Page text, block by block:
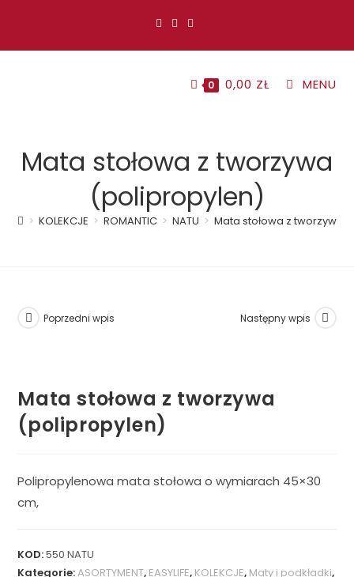
0 0,00 ZŁ MENU
Mata stołowa z tworzywa
(polipropylen)
> KOLEKCJE > ROMANTIC > NATU > Mata stołowa z tworzywa
Poprzedni wpis Następny wpis
Mata stołowa z tworzywa
(polipropylen)
Polipropylenowa mata stołowa o wymiarach 45×30
cm,
KOD:550 NATU
Kategorie:ASORTYMENT, EASYLIFE, KOLEKCJE, Maty i podkładki,